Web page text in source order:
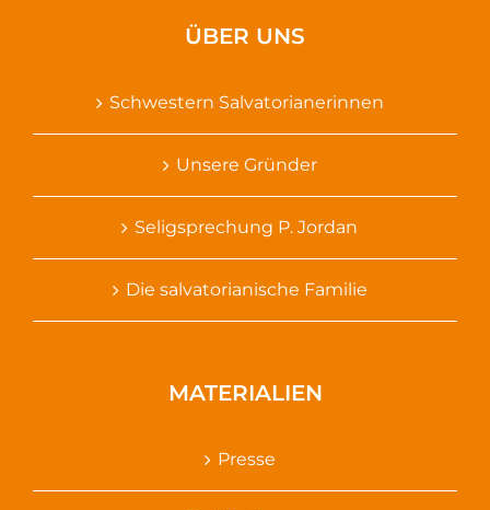
ÜBER UNS
Schwestern Salvatorianerinnen
Unsere Gründer
Seligsprechung P. Jordan
Die salvatorianische Familie
MATERIALIEN
Presse